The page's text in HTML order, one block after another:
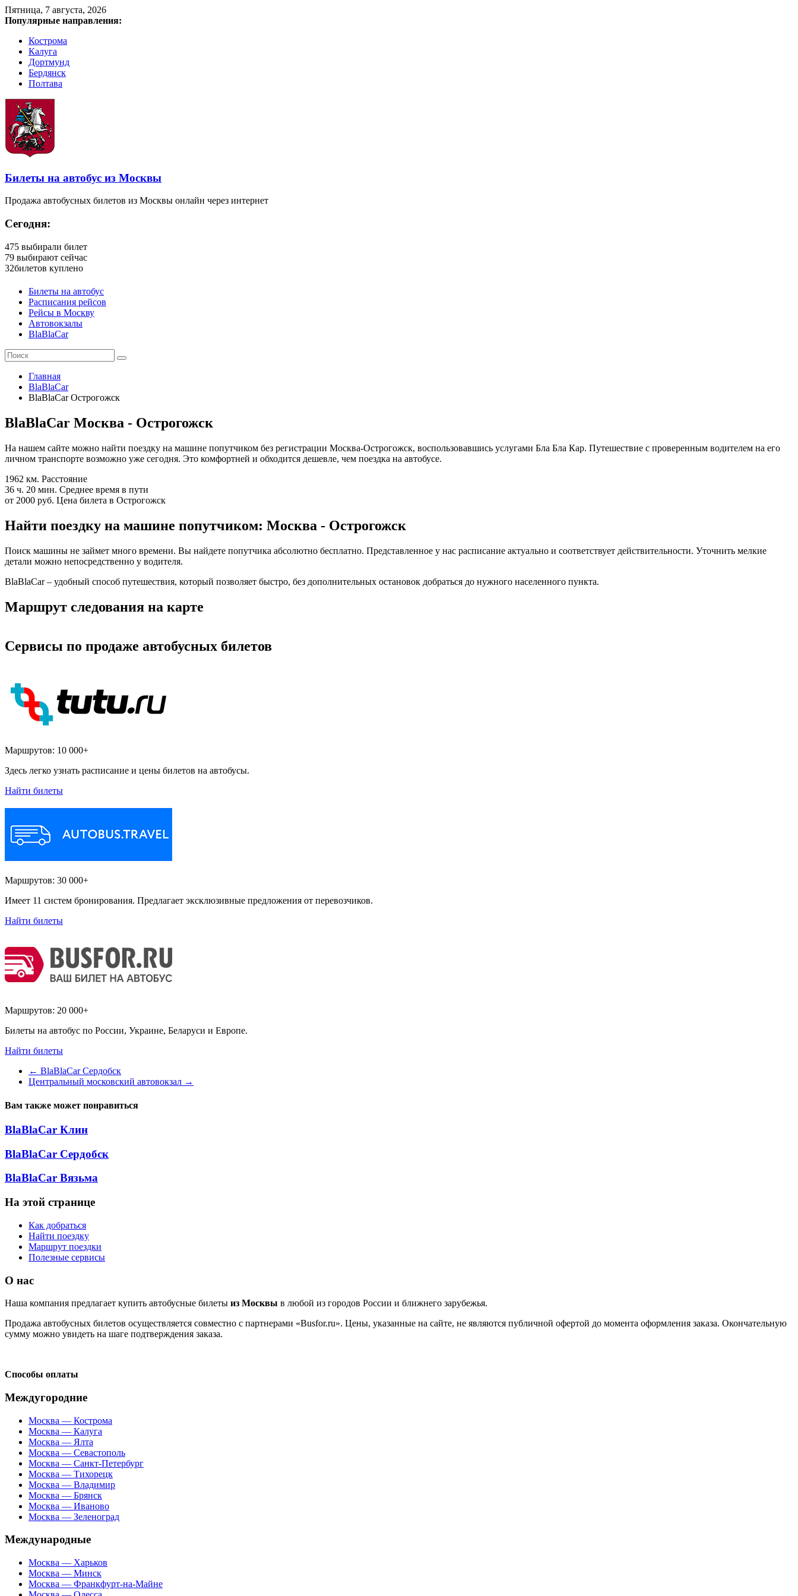
Пятница, 7 августа, 2026
Популярные направления:
Кострома
Калуга
Дортмунд
Бердянск
Полтава
Билеты на автобус из Москвы
Продажа автобусных билетов из Москвы онлайн через интернет
Сегодня:
475 выбирали билет
79 выбирают сейчас
32билетов куплено
Билеты на автобус
Расписания рейсов
Рейсы в Москву
Автовокзалы
BlaBlaCar
Главная
BlaBlaCar
BlaBlaCar Острогожск
BlaBlaCar Москва - Острогожск
На нашем сайте можно найти поездку на машине попутчиком без регистрации Москва-Острогожск, воспользовавшись услугами Бла Бла Кар. Путешествие с проверенным водителем на его
личном транспорте возможно уже сегодня. Это комфортней и обходится дешевле, чем поездка на автобусе.
1962 км. Расстояние
36 ч. 20 мин. Среднее время в пути
от 2000 руб. Цена билета в Острогожск
Найти поездку на машине попутчиком: Москва - Острогожск
Поиск машины не займет много времени. Вы найдете попутчика абсолютно бесплатно. Представленное у нас расписание актуально и соответствует действительности. Уточнить мелкие
детали можно непосредственно у водителя.
BlaBlaCar – удобный способ путешествия, который позволяет быстро, без дополнительных остановок добраться до нужного населенного пункта.
Маршрут следования на карте
Сервисы по продаже автобусных билетов
Маршрутов: 10 000+
Здесь легко узнать расписание и цены билетов на автобусы.
Найти билеты
Маршрутов: 30 000+
Имеет 11 систем бронирования. Предлагает эксклюзивные предложения от перевозчиков.
Найти билеты
Маршрутов: 20 000+
Билеты на автобус по России, Украине, Беларуси и Европе.
Найти билеты
← BlaBlaCar Сердобск
Центральный московский автовокзал →
Вам также может понравиться
BlaBlaCar Клин
BlaBlaCar Сердобск
BlaBlaCar Вязьма
На этой странице
Как добраться
Найти поездку
Маршрут поездки
Полезные сервисы
О нас
Наша компания предлагает купить автобусные билеты из Москвы в любой из городов России и ближнего зарубежья.
Продажа автобусных билетов осуществляется совместно с партнерами «Busfor.ru». Цены, указанные на сайте, не являются публичной офертой до момента оформления заказа. Окончательную
сумму можно увидеть на шаге подтверждения заказа.
Способы оплаты
Междугородние
Москва — Кострома
Москва — Калуга
Москва — Ялта
Москва — Севастополь
Москва — Санкт-Петербург
Москва — Тихорецк
Москва — Владимир
Москва — Брянск
Москва — Иваново
Москва — Зеленоград
Международные
Москва — Харьков
Москва — Минск
Москва — Франкфурт-на-Майне